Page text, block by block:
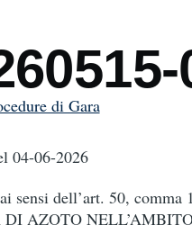
di Gara
04-06-2026
sensi dell’art. 50,
AZOTO